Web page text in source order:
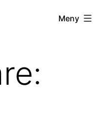
Meny